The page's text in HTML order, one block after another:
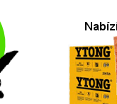
obsahu